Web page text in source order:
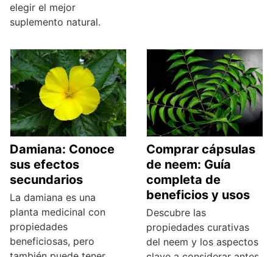
elegir el mejor
suplemento natural.
Damiana: Conoce
sus efectos
secundarios
La damiana es una
planta medicinal con
propiedades
beneficiosas, pero
Comprar cápsulas
de neem: Guía
completa de
beneficios y usos
Descubre las
propiedades curativas
del neem y los aspectos